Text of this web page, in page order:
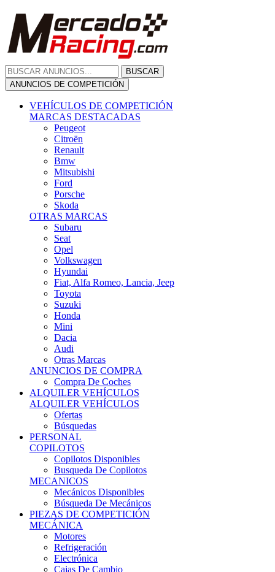
BUSCAR
ANUNCIOS DE COMPETICIÓN
VEHÍCULOS DE COMPETICIÓN
MARCAS DESTACADAS
Peugeot
Citroën
Renault
Bmw
Mitsubishi
Ford
Porsche
Skoda
OTRAS MARCAS
Subaru
Seat
Opel
Volkswagen
Hyundai
Fiat, Alfa Romeo, Lancia, Jeep
Toyota
Suzuki
Honda
Mini
Dacia
Audi
Otras Marcas
ANUNCIOS DE COMPRA
Compra De Coches
ALQUILER VEHÍCULOS
ALQUILER VEHÍCULOS
Ofertas
Búsquedas
PERSONAL
COPILOTOS
Copilotos Disponibles
Busqueda De Copilotos
MECANICOS
Mecánicos Disponibles
Búsqueda De Mecánicos
PIEZAS DE COMPETICIÓN
MECÁNICA
Motores
Refrigeración
Electrónica
Cajas De Cambio
Sistemas De Escape